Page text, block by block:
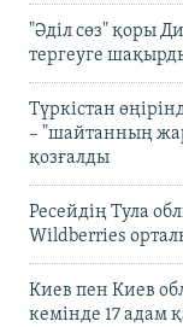
"Әділ сөз" қоры
тергеуге
Түркістан
– "шайтанның
қозғалды
Ресейдің Тула
Wildberries
Киев пен Киев
кемінде 17 адам